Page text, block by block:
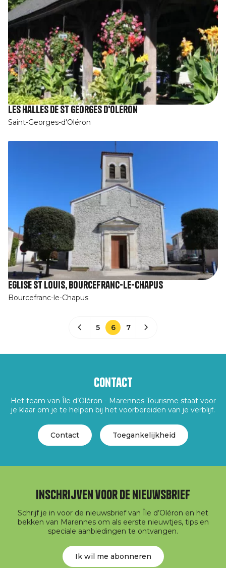
Les Halles de St Georges d'Oléron
Saint-Georges-d'Oléron
Eglise St Louis, Bourcefranc-le-Chapus
Bourcefranc-le-Chapus
5 6 7
Contact
Het team van Île d’Oléron - Marennes Tourisme staat voor
je klaar om je te helpen bij het voorbereiden van je verblijf.
Contact Toegankelijkheid
Inschrijven voor de nieuwsbrief
Schrijf je in voor de nieuwsbrief van Île d’Oléron en het
bekken van Marennes om als eerste nieuwtjes, tips en
speciale aanbiedingen te ontvangen.
Ik wil me abonneren